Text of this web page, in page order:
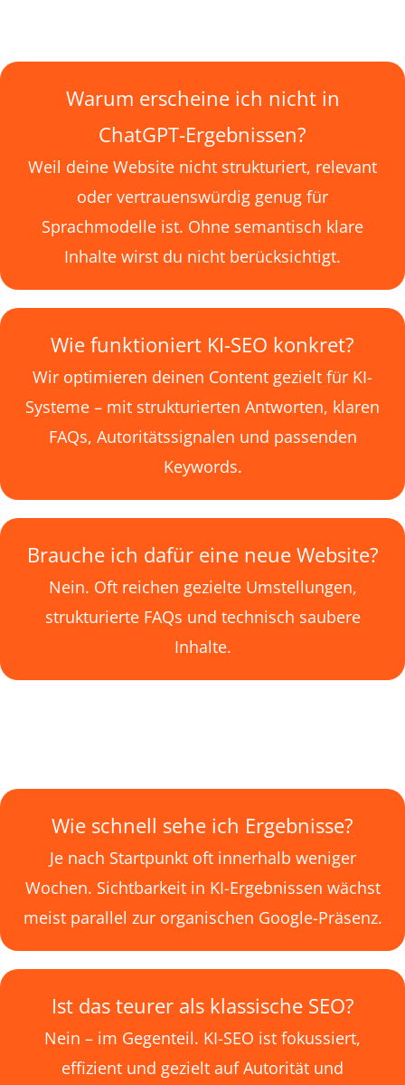
Warum erscheine ich nicht in
ChatGPT-Ergebnissen?
Weil deine Website nicht strukturiert, relevant
oder vertrauenswürdig genug für
Sprachmodelle ist. Ohne semantisch klare
Inhalte wirst du nicht berücksichtigt.
Wie funktioniert KI-SEO konkret?
Wir optimieren deinen Content gezielt für KI-
Systeme – mit strukturierten Antworten, klaren
FAQs, Autoritätssignalen und passenden
Keywords.
Brauche ich dafür eine neue Website?
Nein. Oft reichen gezielte Umstellungen,
strukturierte FAQs und technisch saubere
Inhalte.
Wie schnell sehe ich Ergebnisse?
Je nach Startpunkt oft innerhalb weniger
Wochen. Sichtbarkeit in KI-Ergebnissen wächst
meist parallel zur organischen Google-Präsenz.
Ist das teurer als klassische SEO?
Nein – im Gegenteil. KI-SEO ist fokussiert,
effizient und gezielt auf Autorität und